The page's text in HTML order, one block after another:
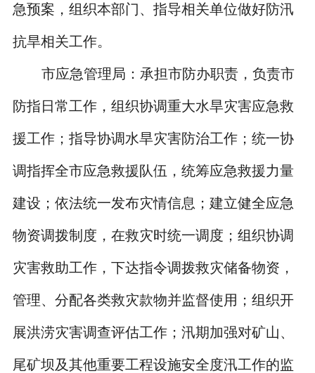
急预案，组织本部门、指导相关单位做好防汛
抗旱相关工作。
市应急管理局：承担市防办职责，负责市
防指日常工作，组织协调重大水旱灾害应急救
援工作；指导协调水旱灾害防治工作；统一协
调指挥全市应急救援队伍，统筹应急救援力量
建设；依法统一发布灾情信息；建立健全应急
物资调拨制度，在救灾时统一调度；组织协调
灾害救助工作，下达指令调拨救灾储备物资，
管理、分配各类救灾款物并监督使用；组织开
展洪涝灾害调查评估工作；汛期加强对矿山、
尾矿坝及其他重要工程设施安全度汛工作的监